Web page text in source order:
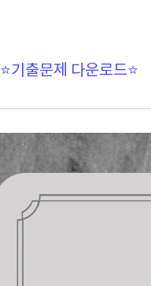
⭐기출문제 다운로드⭐